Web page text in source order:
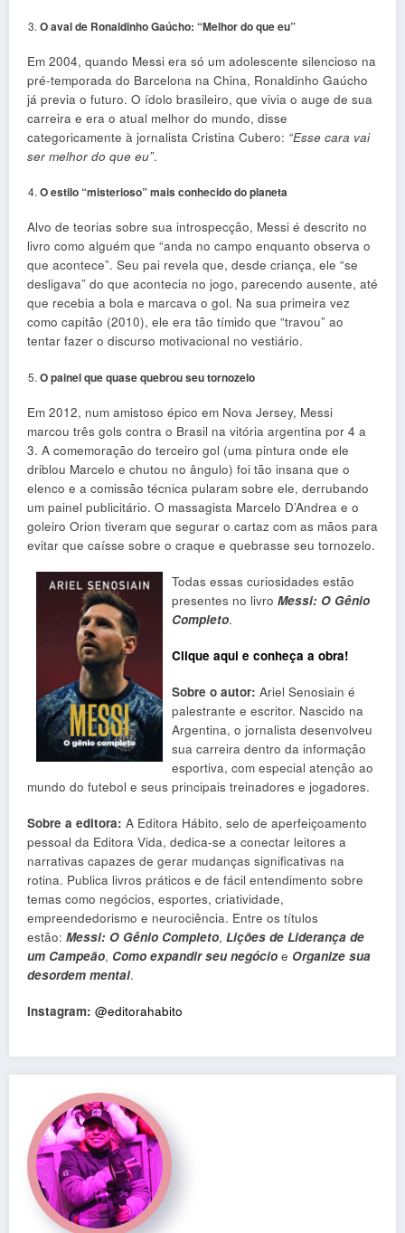
O aval de Ronaldinho Gaúcho: “Melhor do que eu”
Em 2004, quando Messi era só um adolescente silencioso na
pré-temporada do Barcelona na China, Ronaldinho Gaúcho
já previa o futuro. O ídolo brasileiro, que vivia o auge de sua
carreira e era o atual melhor do mundo, disse
categoricamente à jornalista Cristina Cubero: “Esse cara vai
ser melhor do que eu”.
O estilo “misterioso” mais conhecido do planeta
Alvo de teorias sobre sua introspecção, Messi é descrito no
livro como alguém que “anda no campo enquanto observa o
que acontece”. Seu pai revela que, desde criança, ele “se
desligava” do que acontecia no jogo, parecendo ausente, até
que recebia a bola e marcava o gol. Na sua primeira vez
como capitão (2010), ele era tão tímido que “travou” ao
tentar fazer o discurso motivacional no vestiário.
O painel que quase quebrou seu tornozelo
Em 2012, num amistoso épico em Nova Jersey, Messi
marcou três gols contra o Brasil na vitória argentina por 4 a
3. A comemoração do terceiro gol (uma pintura onde ele
driblou Marcelo e chutou no ângulo) foi tão insana que o
elenco e a comissão técnica pularam sobre ele, derrubando
um painel publicitário. O massagista Marcelo D’Andrea e o
goleiro Orion tiveram que segurar o cartaz com as mãos para
evitar que caísse sobre o craque e quebrasse seu tornozelo.
Todas essas curiosidades estão
presentes no livro Messi: O Gênio
Completo.
Clique aqui e conheça a obra!
Sobre o autor: Ariel Senosiain é
palestrante e escritor. Nascido na
Argentina, o jornalista desenvolveu
sua carreira dentro da informação
esportiva, com especial atenção ao
mundo do futebol e seus principais treinadores e jogadores.
Sobre a editora: A Editora Hábito, selo de aperfeiçoamento
pessoal da Editora Vida, dedica-se a conectar leitores a
narrativas capazes de gerar mudanças significativas na
rotina. Publica livros práticos e de fácil entendimento sobre
temas como negócios, esportes, criatividade,
empreendedorismo e neurociência. Entre os títulos
estão: Messi: O Gênio Completo, Lições de Liderança de
um Campeão, Como expandir seu negócio e Organize sua
desordem mental.
Instagram: @editorahabito